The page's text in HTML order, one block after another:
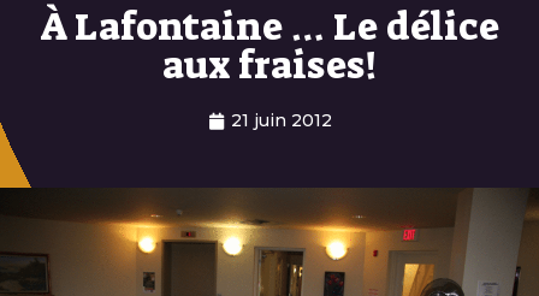
À Lafontaine … Le délice
aux fraises!
21 juin 2012